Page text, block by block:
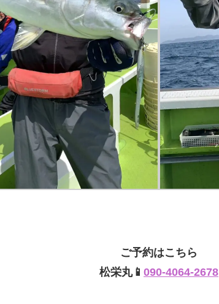
ご予約はこちら
松栄丸📱 090-4064-2678